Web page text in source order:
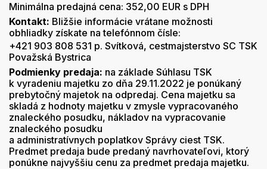
Minimálna predajná cena: 352,00 EUR s DPH
Kontakt: Bližšie informácie vrátane možnosti
obhliadky získate na telefónnom čísle:
+421 903 808 531 p. Svítková, cestmajsterstvo SC TSK
Považská Bystrica
Podmienky predaja: na základe Súhlasu TSK
k vyradeniu majetku zo dňa 29.11.2022 je ponúkaný
prebytočný majetok na odpredaj. Cena majetku sa
skladá z hodnoty majetku v zmysle vypracovaného
znaleckého posudku, nákladov na vypracovanie
znaleckého posudku
a administratívnych poplatkov Správy ciest TSK.
Predmet predaja bude predaný navrhovateľovi, ktorý
ponúkne najvyššiu cenu za predmet predaja majetku.